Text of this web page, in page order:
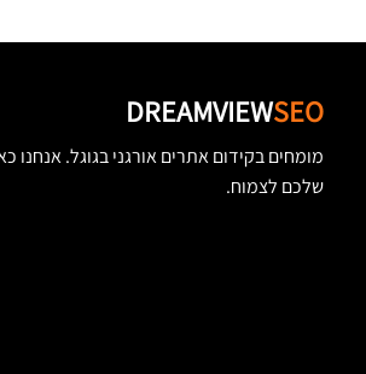
DREAMVIEWSEO
מומחים בקידום אתרים אורגני בגוגל. אנחנו
שלכם לצמוח.